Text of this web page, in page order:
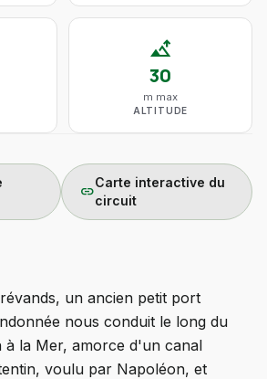
altitude
30
m max
ALTITUDE
link
Carte interactive du
circuit
un ancien petit port
nous conduit le long du
à la Mer, amorce d'un canal
voulu par Napoléon, et